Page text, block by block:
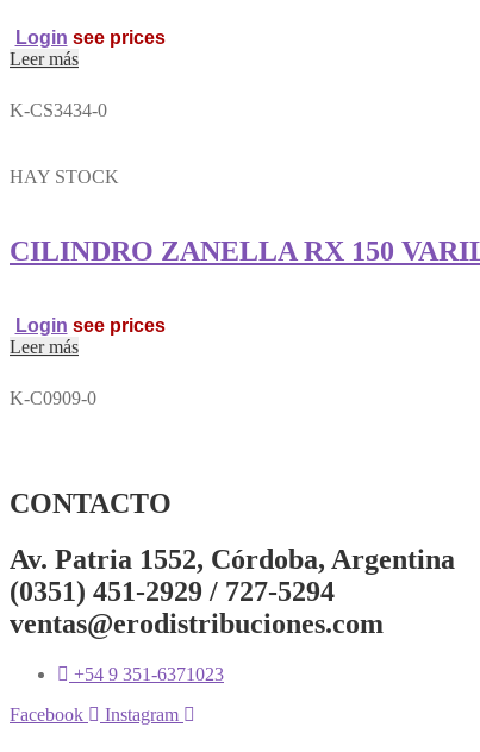
K-CS3434-0
Login see prices
Leer más
K-C0909-0
HAY STOCK
CILINDRO ZANELLA RX 150
Login see prices
Leer más
CONTACTO
Av. Patria 1552, Córdoba, Argentina
(0351) 451-2929 / 727-5294
ventas@erodistribuciones.com
+54 9 351-6371023
Facebook
Instagram